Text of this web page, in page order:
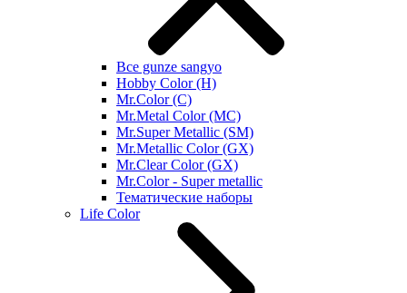
Все gunze sangyo
Hobby Color (H)
Mr.Color (C)
Mr.Metal Color (MC)
Mr.Super Metallic (SM)
Mr.Metallic Color (GX)
Mr.Clear Color (GX)
Mr.Color - Super metallic
Тематические наборы
Life Color